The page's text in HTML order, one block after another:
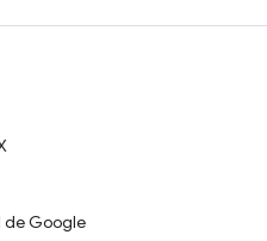
de Google